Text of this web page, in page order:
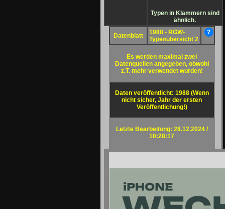
Typen in Klammern sind
ähnlich.
Datenblatt
1988 - RGW-
Typenübersicht 2
?
Es werden maximal zwei
Datenquellen angegeben, obwohl
z.T. mehr verwendet wurden!
Daten veröffentlicht: 1988 (Wenn
nicht sicher, Jahr der ersten
Veröffentlichung!)
Letzte Bearbeitung: 28.12.2024 /
10:28:17